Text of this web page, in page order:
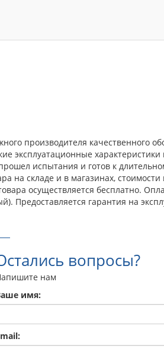
производителя качественного
эксплуатационные
испытания и готов к
на складе и в магазинах,
осуществляется бесплатно.
Предоставляется гарантия на
вопросы?
нам
имя: